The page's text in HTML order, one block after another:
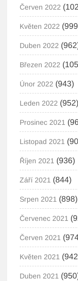
Červen 2022
Květen 2022
Duben 2022
Březen 2022
Únor 2022 (943)
Leden 2022 (952)
Prosinec 2021
Listopad 2021
Říjen 2021 (936)
Září 2021 (844)
Srpen 2021 (898)
Červenec 2021
Červen 2021
Květen 2021
Duben 2021